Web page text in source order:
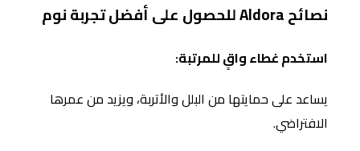
نصائح Aldora للحصول على أفضل تجربة نوم
استخدم غطاء واقٍ للمرتبة:
يساعد على حمايتها من البلل والأتربة، ويزيد من عمرها
الافتراضي.